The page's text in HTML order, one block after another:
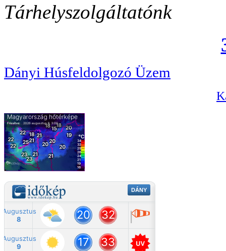
Tárhelyszolgáltatónk
Dányi Húsfeldolgozó Üzem